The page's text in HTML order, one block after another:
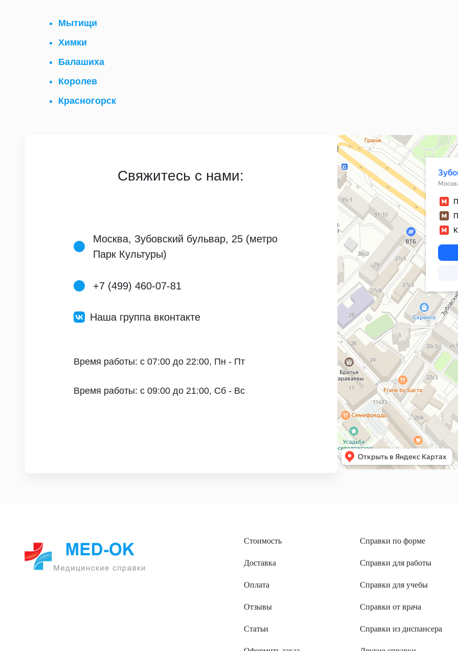
Мытищи
Химки
Балашиха
Королев
Красногорск
Свяжитесь с нами:
Москва, Зубовский бульвар, 25 (метро
Парк Культуры)
+7 (499) 460-07-81
Наша группа вконтакте
Время работы: с 07:00 до 22:00, Пн - Пт
Время работы: с 09:00 до 21:00, Сб - Вс
Москва
Зубовский бульвар, 25 — Яндекс Карты
Стоимость
Доставка
Оплата
Отзывы
Статьи
Справки по форме
Справки для работы
Справки для учебы
Справки от врача
Справки из диспансера